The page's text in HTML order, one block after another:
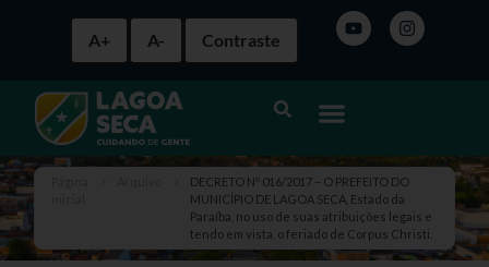
A+ A- Contraste
DECRETO Nº 016/2017 – O PREFEITO DO
MUNICÍPIO DE LAGOA SECA, Estado da
Paraíba, no uso de suas atribuições legais e
tendo em vista, o feriado de Corpus Christi.